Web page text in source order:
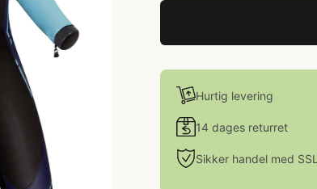
Hurtig levering
14 dages returret
Sikker handel med SSL